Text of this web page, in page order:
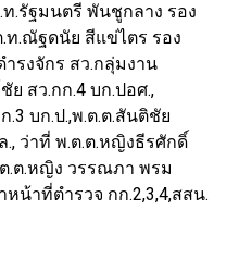
.รัฐมนตรี พันชูกลาง รอง
.ท.ณัฐดนัย สีแข่ไตร รอง
ำรงจักร สว.กลุ่มงาน
ย สว.กก.4 บก.ปอศ.,
.3 บก.ป.,พ.ต.ต.สันติชัย
., ว่าที่ พ.ต.ต.หญิงธีรศักดิ์
.ต.หญิง วรรณภา พรม
น้าที่ตำรวจ กก.2,3,4,สสน.